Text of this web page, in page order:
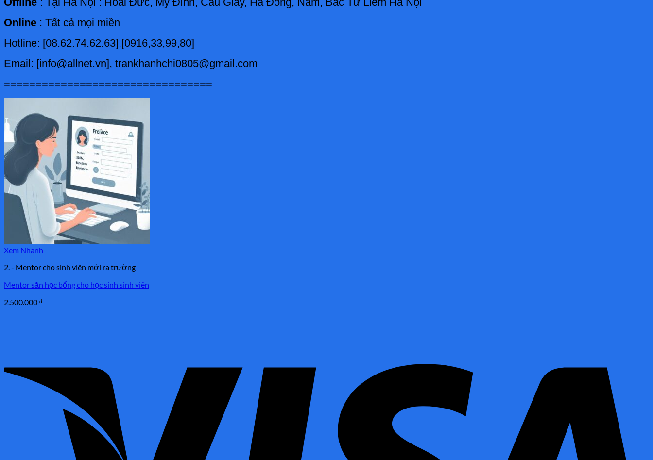
Online : Tất cả mọi miền
Hotline: [08.62.74.62.63],[0916,33,99,80]
Email: [info@allnet.vn], trankhanhchi0805@gmail.com
=================================
Xem Nhanh
2. - Mentor cho sinh viên mới ra trường
Mentor săn học bổng cho học sinh sinh viên
2.500.000 ₫